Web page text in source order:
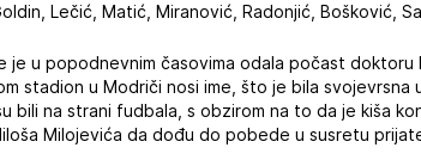
Lečić, Matić, Miranović, Radonjić, Bošković,
je u popodnevnim časovima odala počast doktoru
stadion u Modriči nosi ime, što je bila svojevrsna
bili na strani fudbala, s obzirom na to da je kiša
Milojevića da dođu do pobede u susretu